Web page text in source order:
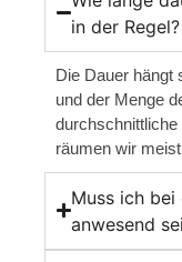
in der Regel?
Die Dauer hängt
und der Menge
durchschnittliche
räumen wir
Muss ich
anwesend